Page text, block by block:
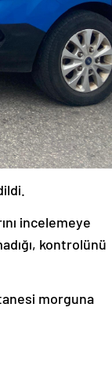
incelemeye
kontrolünü
morguna